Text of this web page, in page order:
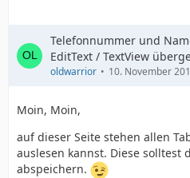
Telefonnummer und
EditText / TextView
oldwarrior 10. November
Moin, Moin,
auf dieser Seite stehen allen
auslesen kannst. Diese solltest
abspeichern.